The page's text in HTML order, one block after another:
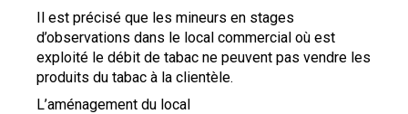
Il est précisé que les mineurs en stages
d’observations dans le local commercial où est
exploité le débit de tabac ne peuvent pas vendre les
produits du tabac à la clientèle.
L’aménagement du local